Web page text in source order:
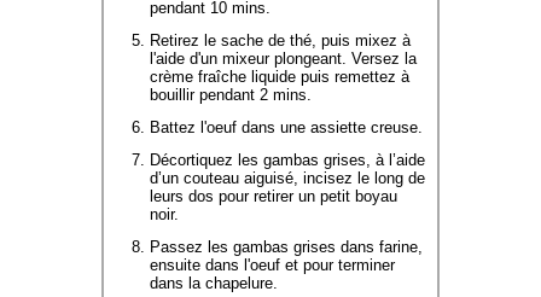
pendant 10 mins.
Retirez le sache de thé, puis mixez à
l'aide d'un mixeur plongeant. Versez la
crème fraîche liquide puis remettez à
bouillir pendant 2 mins.
Battez l'oeuf dans une assiette creuse.
Décortiquez les gambas grises, à l’aide
d’un couteau aiguisé, incisez le long de
leurs dos pour retirer un petit boyau
noir.
Passez les gambas grises dans farine,
ensuite dans l'oeuf et pour terminer
dans la chapelure.